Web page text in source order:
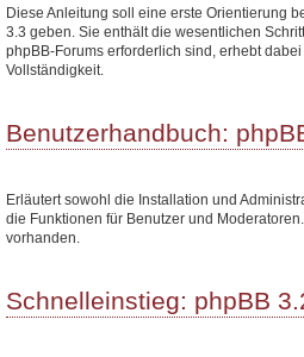
Diese Anleitung soll eine erste Orientierung
3.3 geben. Sie enthält die wesentlichen
phpBB-Forums erforderlich sind, erhebt
Vollständigkeit.
Benutzerhandbuch:
Erläutert sowohl die Installation und
die Funktionen für Benutzer und
vorhanden.
Schnelleinstieg: phpBB